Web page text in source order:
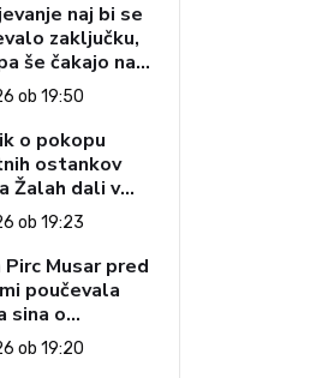
naj bi se
zaključku,
še čakajo na
ob 19:50
o pokopu
ostankov
Žalah dali v
ob 19:23
Musar pred
poučevala
sina o
na zadnjem
ob 19:20